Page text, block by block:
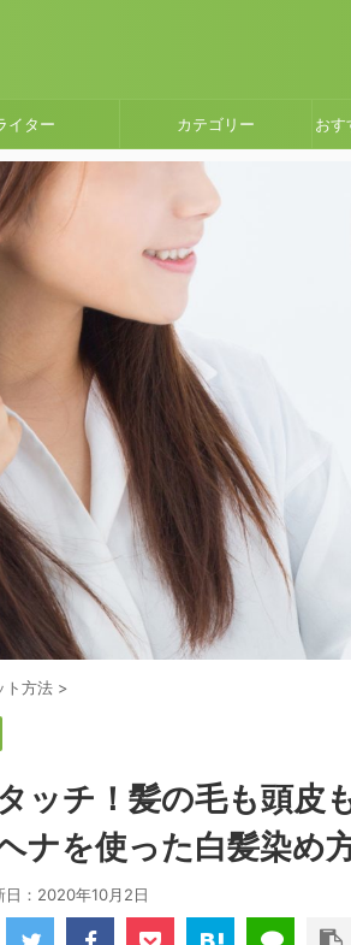
イター カテゴリー おす
ョ
ト
ト方法 >
ッチ！髪の毛も頭皮
ナを使った白髪染め
： 2020年10月2日